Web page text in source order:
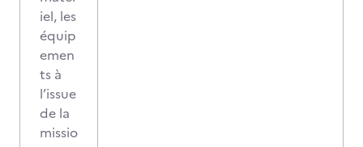
iel, les
équip
emen
ts à
l’issue
de la
missio